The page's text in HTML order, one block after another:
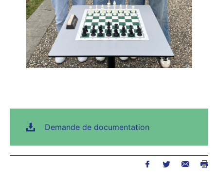
Demande de documentation